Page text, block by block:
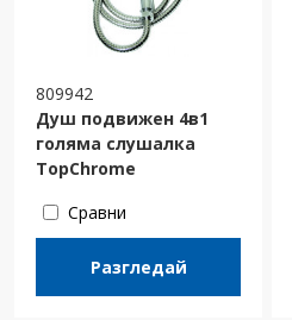
809942
Душ подвижен 4в1
голяма слушалка
TopChrome
Сравни
Разгледай